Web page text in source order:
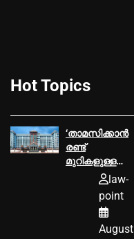
Hot Topics
‘താമസിക്കാന്‍
രണ്ട്
മുറികളുള്ള
ഭാര്യയുടെ
ആവശ്യം
ക്രൂരത’;
law-
point
August